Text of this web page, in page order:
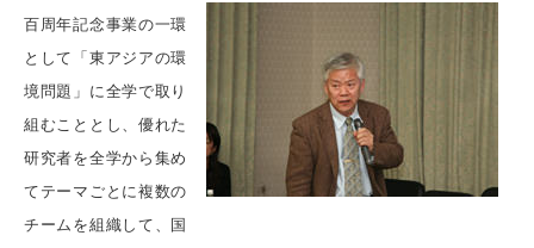
百周年記念事業の一環
として「東アジアの環
境問題」に全学で取り
組むこととし、優れた
研究者を全学から集め
てテーマごとに複数の
チームを組織して、国